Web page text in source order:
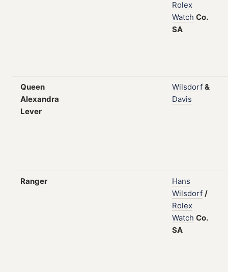
Rolex
Watch Co.
SA
Queen
Alexandra
Lever
Wilsdorf &
Davis
Ranger
Hans
Wilsdorf /
Rolex
Watch Co.
SA